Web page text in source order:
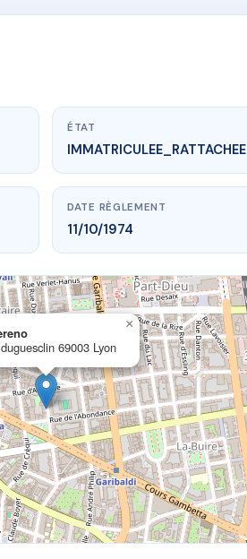
🇫🇷
ÉTAT
IMMATRICULEE_RATTACHEE
DATE RÈGLEMENT
11/10/1974
69003 Lyon
×